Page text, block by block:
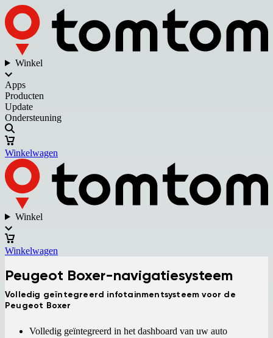
Winkel
Apps
Producten
Update
Ondersteuning
Winkelwagen
Winkel
Winkelwagen
Peugeot Boxer-navigatiesysteem
Volledig geïntegreerd infotainmentsysteem voor de
Peugeot Boxer
Volledig geïntegreerd in het dashboard van uw auto